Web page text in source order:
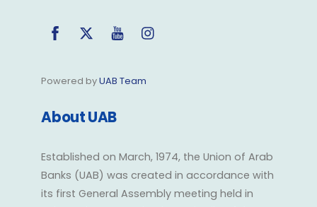
Facebook
Twitter YouTube
Powered byUAB Team
About UAB
Established on March, 1974, the Union of Arab
Banks (UAB) was created in accordance with
its first General Assembly meeting held in